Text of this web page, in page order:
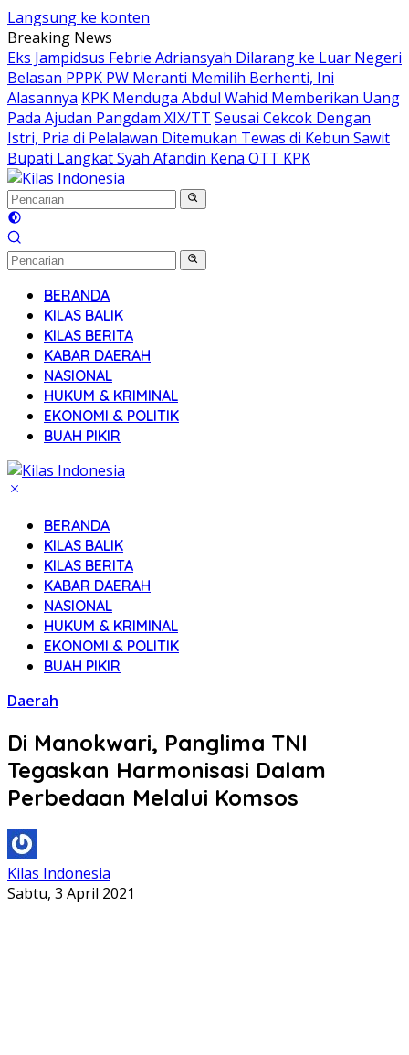
Langsung ke konten
Breaking News
Eks Jampidsus Febrie Adriansyah Dilarang ke Luar Negeri
Belasan PPPK PW Meranti Memilih Berhenti, Ini
Alasannya KPK Menduga Abdul Wahid Memberikan Uang
Pada Ajudan Pangdam XIX/TT Seusai Cekcok Dengan
Istri, Pria di Pelalawan Ditemukan Tewas di Kebun Sawit
Bupati Langkat Syah Afandin Kena OTT KPK
BERANDA
KILAS BALIK
KILAS BERITA
KABAR DAERAH
NASIONAL
HUKUM & KRIMINAL
EKONOMI & POLITIK
BUAH PIKIR
BERANDA
KILAS BALIK
KILAS BERITA
KABAR DAERAH
NASIONAL
HUKUM & KRIMINAL
EKONOMI & POLITIK
BUAH PIKIR
Daerah
Di Manokwari, Panglima TNI
Tegaskan Harmonisasi Dalam
Perbedaan Melalui Komsos
Kilas Indonesia
Sabtu, 3 April 2021